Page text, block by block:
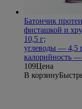
Батончик
фисташкой и
10,5 г;
углеводы — 4,5
калорийность —
109Цена
В корзину